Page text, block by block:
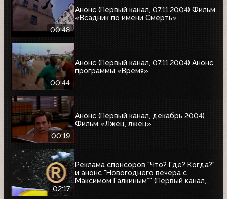
00:48
Анонс (Первый канал, 07.11.2004) Фильм
«Всадник по имени Смерть»
00:44
Анонс (Первый канал, 07.11.2004) Анонс
программы «Время»
00:19
Анонс (Первый канал, декабрь 2004)
Фильм «Лжец, лжец»
02:17
Реклама спонсоров "Что? Где? Когда?"
и анонс "Новогоднего вечера с
Максимом Галкиным*" (Первый канал,